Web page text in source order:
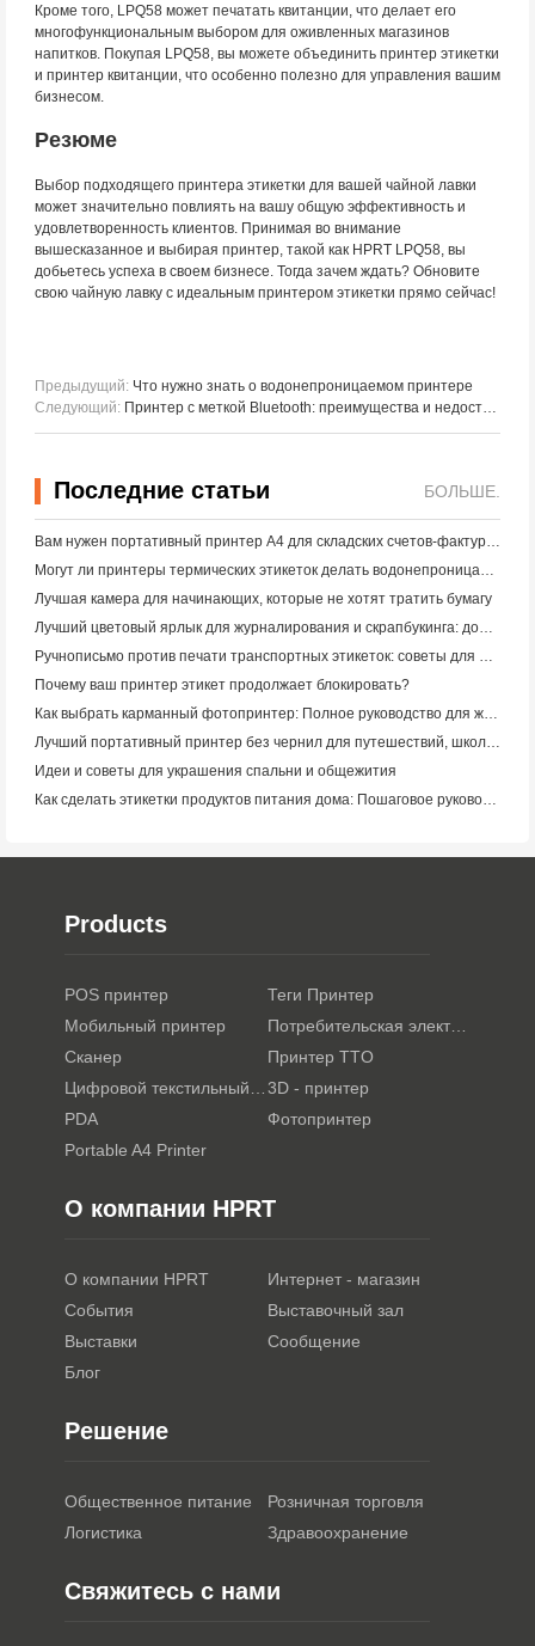
Кроме того, LPQ58 может печатать квитанции, что делает его
многофункциональным выбором для оживленных магазинов
напитков. Покупая LPQ58, вы можете объединить принтер этикетки
и принтер квитанции, что особенно полезно для управления вашим
бизнесом.
Резюме
Выбор подходящего принтера этикетки для вашей чайной лавки
может значительно повлиять на вашу общую эффективность и
удовлетворенность клиентов. Принимая во внимание
вышесказанное и выбирая принтер, такой как HPRT LPQ58, вы
добьетесь успеха в своем бизнесе. Тогда зачем ждать? Обновите
свою чайную лавку с идеальным принтером этикетки прямо сейчас!
Предыдущий: Что нужно знать о водонепроницаемом принтере
Следующий: Принтер с меткой Bluetooth: преимущества и недостатки
Последние статьи БОЛЬШЕ.
Вам нужен портативный принтер A4 для складских счетов-фактур? Что действительно работает
Могут ли принтеры термических этикеток делать водонепроницаемые этикетки для продуктов малого бизнеса?
Лучшая камера для начинающих, которые не хотят тратить бумагу
Лучший цветовый ярлык для журналирования и скрапбукинга: добавьте больше цвета на каждую страницу
Ручнописьмо против печати транспортных этикеток: советы для малого бизнеса в 2026 году
Почему ваш принтер этикет продолжает блокировать?
Как выбрать карманный фотопринтер: Полное руководство для журналистов, путешественников и пользователей iPhone
Лучший портативный принтер без чернил для путешествий, школы и мобильной работы: Hanin MT620 Pro Review
Идеи и советы для украшения спальни и общежития
Как сделать этикетки продуктов питания дома: Пошаговое руководство для малого пищевого бизнеса
Products
POS принтер
Теги Принтер
Мобильный принтер
Потребительская электроника
Сканер
Принтер TTO
Цифровой текстильный принтер3D - принтер
PDA
Фотопринтер
Portable A4 Printer
О компании HPRT
О компании HPRT
Интернет - магазин
События
Выставочный зал
Выставки
Сообщение
Блог
Решение
Общественное питание
Розничная торговля
Логистика
Здравоохранение
Свяжитесь с нами